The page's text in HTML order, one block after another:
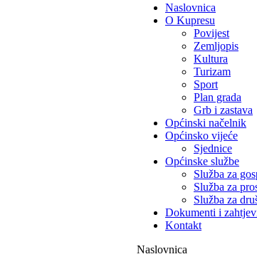
Naslovnica
O Kupresu
Povijest
Zemljopis
Kultura
Turizam
Sport
Plan grada
Grb i zastava
Općinski načelnik
Općinsko vijeće
Sjednice
Općinske službe
Služba za
Služba za
Služba za
Dokumenti i
Kontakt
Naslovnica